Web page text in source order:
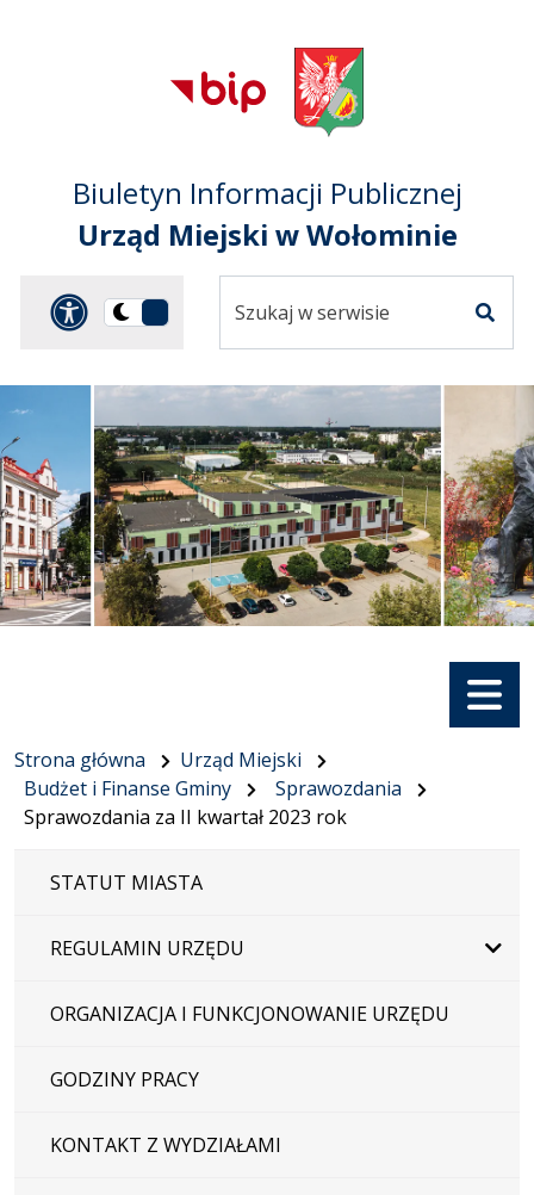
Przejdź do
głównego menu
Przejdź do treści
Przejdź do mapy
serwisu
Biuletyn Informacji Publicznej
Urząd Miejski w Wołominie
Panel dostosowania
Przełącz
ciemną
serwisie
Menu
Strona główna
Urząd Miejski
Budżet i Finanse Gminy
Sprawozdania
Sprawozdania za II kwartał 2023 rok
STATUT MIASTA
REGULAMIN URZĘDU
ORGANIZACJA I FUNKCJONOWANIE URZĘDU
GODZINY PRACY
KONTAKT Z WYDZIAŁAMI